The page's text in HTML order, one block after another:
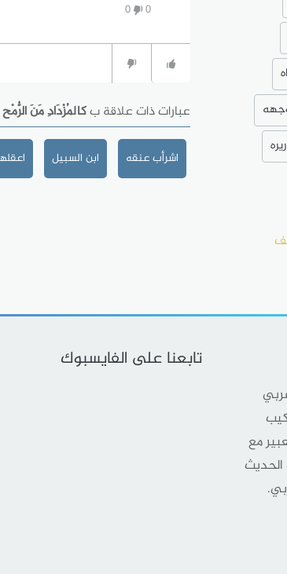
0
0
عبارات ذات علاقة بكالمُزْدَادِ مَنَ الرُّمْح
اشرأب عنقه ابن السبيل
مع
الحديث
تابعنا على الفايسبوك